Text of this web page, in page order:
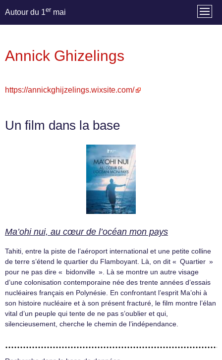
Autour du 1er mai
Annick Ghizelings
https://annickghijzelings.wixsite.com/
Un film dans la base
Ma’ohi nui, au cœur de l’océan mon pays
Tahiti, entre la piste de l’aéroport international et une petite colline
de terre s’étend le quartier du Flamboyant. Là, on dit « Quartier »
pour ne pas dire « bidonville ». Là se montre un autre visage
d’une colonisation contemporaine née des trente années d’essais
nucléaires français en Polynésie. En confrontant l’esprit Ma’ohi à
son histoire nucléaire et à son présent fracturé, le film montre l’élan
vital d’un peuple qui tente de ne pas s’oublier et qui,
silencieusement, cherche le chemin de l’indépendance.